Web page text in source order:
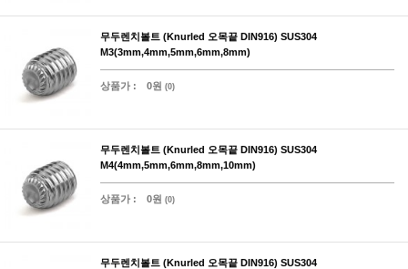
무두렌치볼트 (Knurled 오목끝 DIN916) SUS304
M3(3mm,4mm,5mm,6mm,8mm)
상품가 : 0원 (0)
무두렌치볼트 (Knurled 오목끝 DIN916) SUS304
M4(4mm,5mm,6mm,8mm,10mm)
상품가 : 0원 (0)
무두렌치볼트 (Knurled 오목끝 DIN916) SUS304